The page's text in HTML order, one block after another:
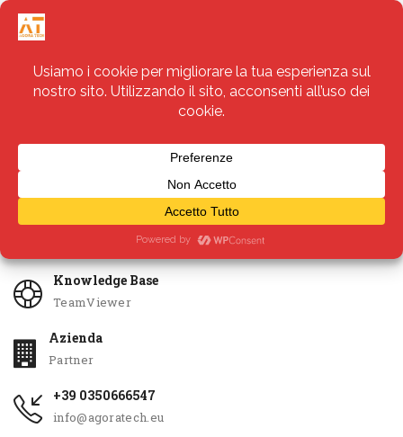
Servizi
Knowledge Base
TeamViewer
Azienda
Partner
+39 0350666547
info@agoratech.eu